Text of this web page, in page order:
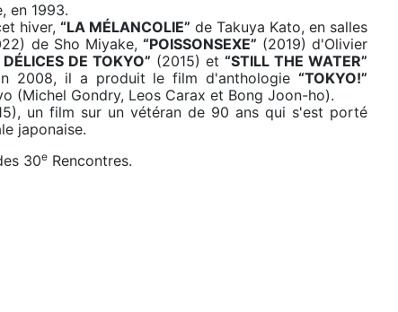
en 1993.
hiver, “LA MÉLANCOLIE” de Takuya Kato, en salles
de Sho Miyake, “POISSONSEXE” (2019) d'Olivier
DÉLICES DE TOKYO” (2015) et“STILL THE WATER”
2008, il a produit le film d'anthologie“TOKYO!”
(Michel Gondry, Leos Carax et Bong Joon-ho).
un film sur un vétéran de 90 ans qui s'est porté
japonaise.
30e Rencontres.